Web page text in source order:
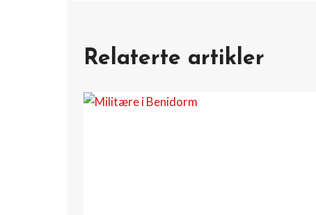
Relaterte artikler